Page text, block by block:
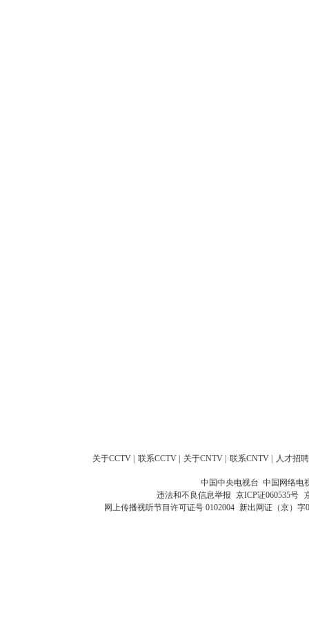
关于CCTV 联系CCTV 关于CNTV 联系CNTV 人才招聘
中国中央电视台 中国网络电
违法和不良信息举报 京ICP证060535号
网上传播视听节目许可证号 0102004 新出网证（京）